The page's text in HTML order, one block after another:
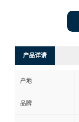
产品详请
产地
品牌